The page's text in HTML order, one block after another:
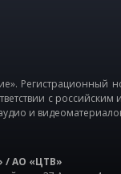
с
и
/ АО «ЦТВ»